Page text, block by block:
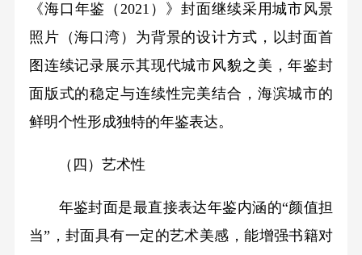
《海口年鉴（2021）》封面继续采用城市风景
照片（海口湾）为背景的设计方式，以封面首
图连续记录展示其现代城市风貌之美，年鉴封
面版式的稳定与连续性完美结合，海滨城市的
鲜明个性形成独特的年鉴表达。
（四）艺术性
年鉴封面是最直接表达年鉴内涵的“颜值担
当”，封面具有一定的艺术美感，能增强书籍对